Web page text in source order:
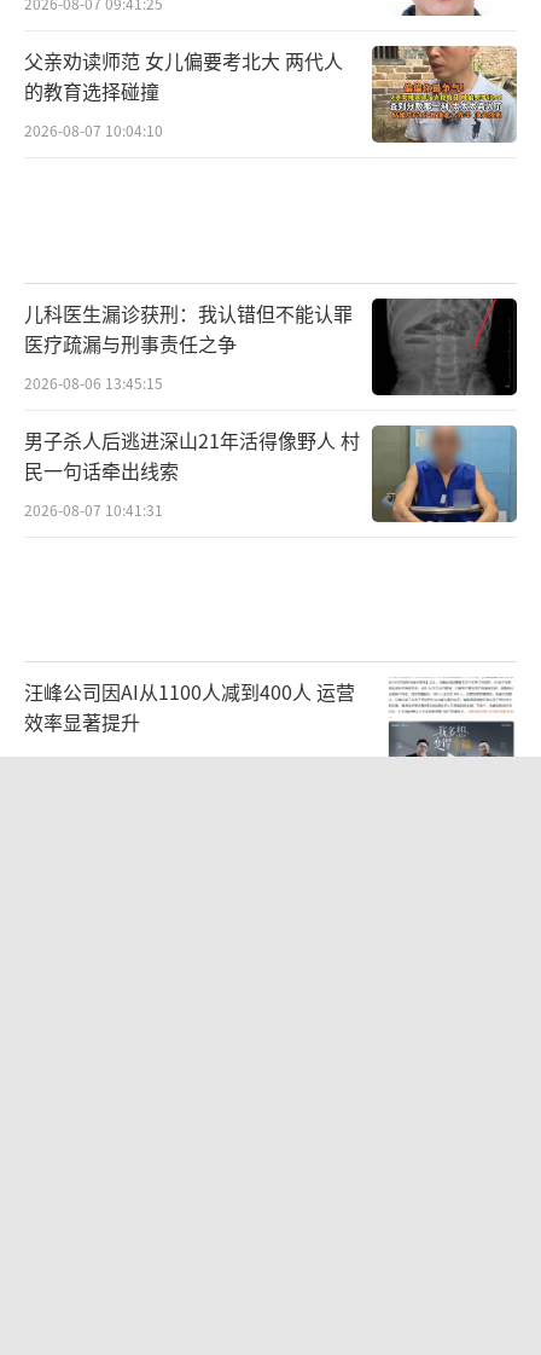
父亲劝读师范 女儿偏要考北大 两代人
的教育选择碰撞
2026-08-07 10:04:10
儿科医生漏诊获刑：我认错但不能认罪
医疗疏漏与刑事责任之争
2026-08-06 13:45:15
男子杀人后逃进深山21年活得像野人 村
民一句话牵出线索
2026-08-07 10:41:31
汪峰公司因AI从1100人减到400人 运营
效率显著提升
2026-08-07 11:24:00